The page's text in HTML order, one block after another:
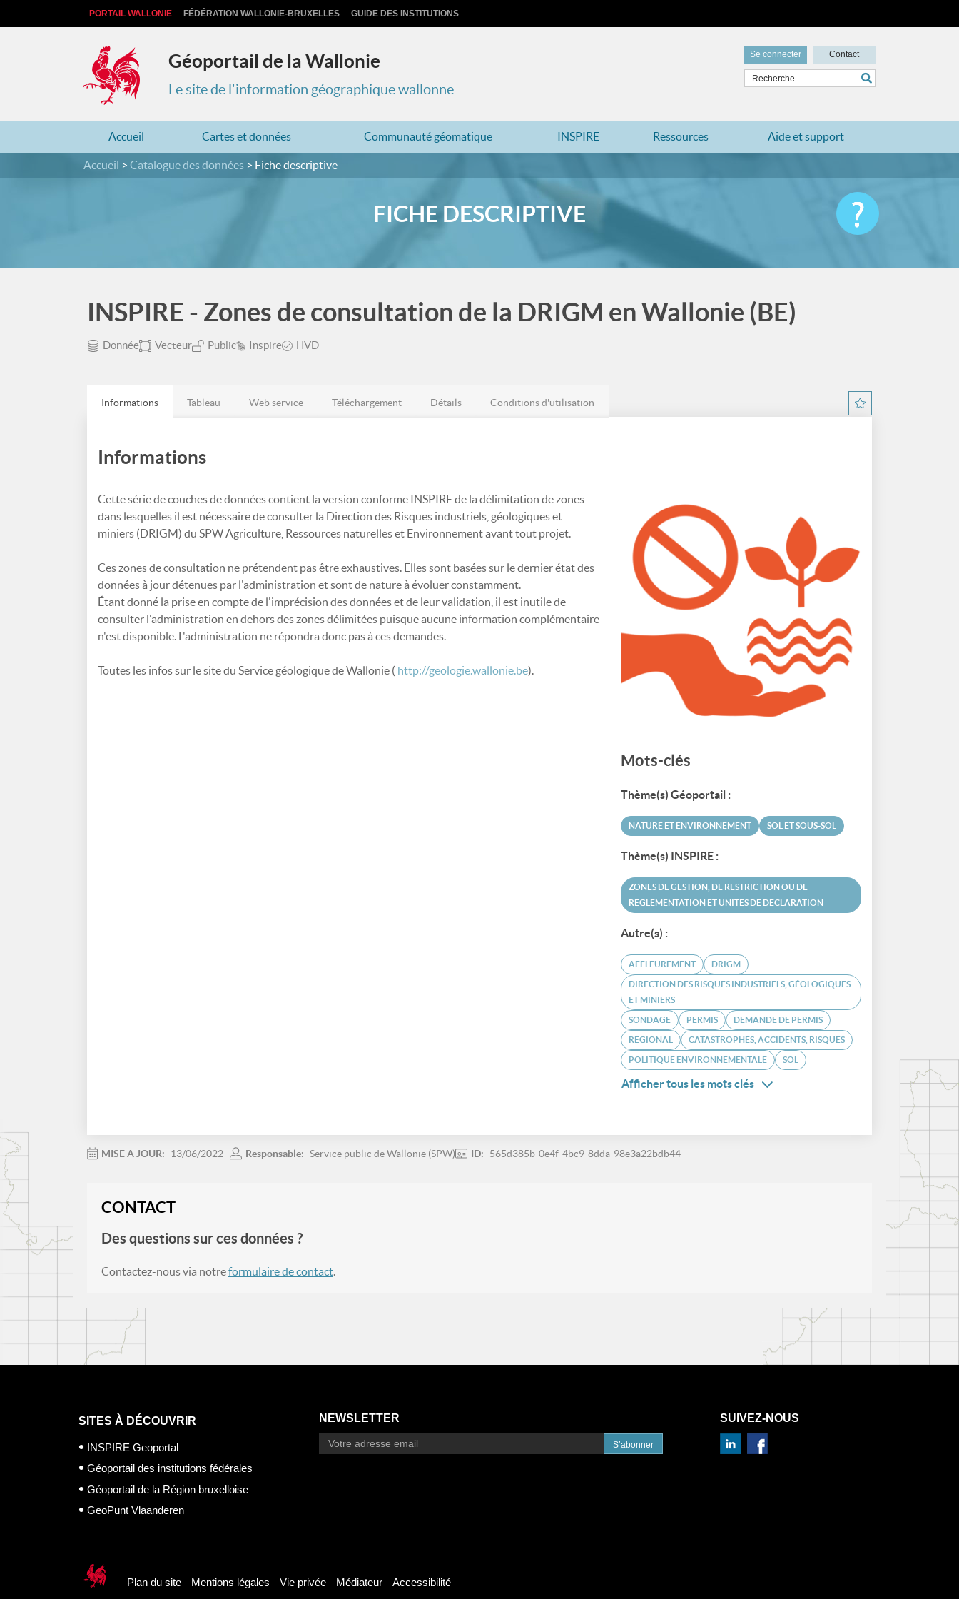
PORTAIL WALLONIE FÉDÉRATION WALLONIE-BRUXELLES GUIDE DES INSTITUTIONS
Géoportail de la Wallonie
Le site de l'information géographique wallonne
Se connecter Contact
Accueil Cartes et données Communauté géomatique INSPIRE Ressources Aide et support
Accueil Catalogue des données Fiche descriptive
FICHE DESCRIPTIVE
INSPIRE - Zones de consultation de la DRIGM en Wallonie (BE)
Donnée Vecteur Public Inspire HVD
Informations Tableau Web service Téléchargement Détails Conditions d'utilisation
Informations
Cette série de couches de données contient la version conforme INSPIRE de la délimitation de zones
dans lesquelles il est nécessaire de consulter la Direction des Risques industriels, géologiques et
miniers (DRIGM) du SPW Agriculture, Ressources naturelles et Environnement avant tout projet.
Ces zones de consultation ne prétendent pas être exhaustives. Elles sont basées sur le dernier état des
données à jour détenues par l'administration et sont de nature à évoluer constamment.
Étant donné la prise en compte de l'imprécision des données et de leur validation, il est inutile de
consulter l'administration en dehors des zones délimitées puisque aucune information complémentaire
n'est disponible. L'administration ne répondra donc pas à ces demandes.
Toutes les infos sur le site du Service géologique de Wallonie ( http://geologie.wallonie.be).
Mots-clés
Thème(s) Géoportail :
NATURE ET ENVIRONNEMENT SOL ET SOUS-SOL
Thème(s) INSPIRE :
ZONES DE GESTION, DE RESTRICTION OU DE
RÉGLEMENTATION ET UNITÉS DE DÉCLARATION
Autre(s) :
AFFLEUREMENT DRIGM
DIRECTION DES RISQUES INDUSTRIELS, GÉOLOGIQUES
ET MINIERS
SONDAGE PERMIS DEMANDE DE PERMIS
RÉGIONAL CATASTROPHES, ACCIDENTS, RISQUES
POLITIQUE ENVIRONNEMENTALE SOL
Afficher tous les mots clés
MISE À JOUR: 13/06/2022 Responsable: Service public de Wallonie (SPW) ID: 565d385b-0e4f-4bc9-8dda-98e3a22bdb44
CONTACT
Des questions sur ces données ?
Contactez-nous via notreformulaire de contact.
SITES À DÉCOUVRIR
INSPIRE Geoportal
Géoportail des institutions fédérales
Géoportail de la Région bruxelloise
GeoPunt Vlaanderen
NEWSLETTER
S’abonner
SUIVEZ-NOUS
Plan du site Mentions légales Vie privée Médiateur Accessibilité